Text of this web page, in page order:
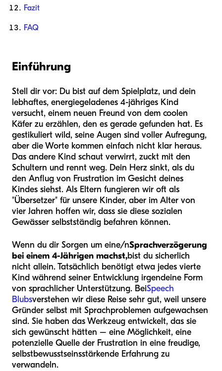
Fazit
FAQ
Einführung
Stell dir vor: Du bist auf dem Spielplatz, und dein
lebhaftes, energiegeladenes 4-jähriges Kind
versucht, einem neuen Freund von dem coolen
Käfer zu erzählen, den es gerade gefunden hat. Es
gestikuliert wild, seine Augen sind voller Aufregung,
aber die Worte kommen einfach nicht klar heraus.
Das andere Kind schaut verwirrt, zuckt mit den
Schultern und rennt weg. Dein Herz sinkt, als du
den Anflug von Frustration im Gesicht deines
Kindes siehst. Als Eltern fungieren wir oft als
"Übersetzer" für unsere Kinder, aber im Alter von
vier Jahren hoffen wir, dass sie diese sozialen
Gewässer selbstständig befahren können.
Wenn du dir Sorgen um eine/nSprachverzögerung
bei einem 4-Jährigen machst,bist du sicherlich
nicht allein. Tatsächlich benötigt etwa jedes vierte
Kind während seiner Entwicklung irgendeine Form
von sprachlicher Unterstützung. BeiSpeech
Blubsverstehen wir diese Reise sehr gut, weil unsere
Gründer selbst mit Sprachproblemen aufgewachsen
sind. Sie haben das Werkzeug entwickelt, das sie
sich gewünscht hätten – eine Möglichkeit, eine
potenzielle Quelle der Frustration in eine freudige,
selbstbewusstseinsstärkende Erfahrung zu
verwandeln.